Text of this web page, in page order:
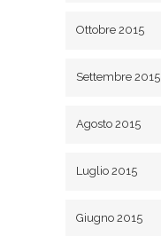
Ottobre 2015
Settembre 2015
Agosto 2015
Luglio 2015
Giugno 2015